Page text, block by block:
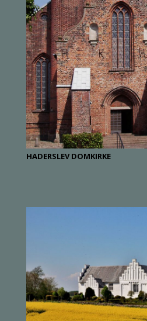
HADERSLEV DOMKIRKE